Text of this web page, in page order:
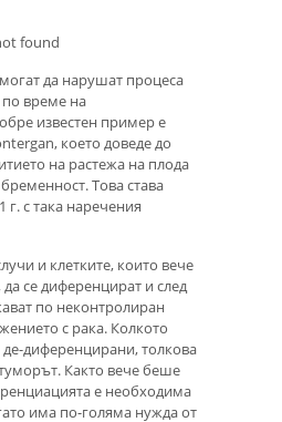
found
да нарушат процеса
време на
известен пример е
което доведе до
на растежа на плода
Това става
г. с така наречения
и клетките, които вече
се диференцират и след
по неконтролиран
с рака. Колкото
де-диференцирани, толкова
Както вече беше
е необходима
има по-голяма нужда от